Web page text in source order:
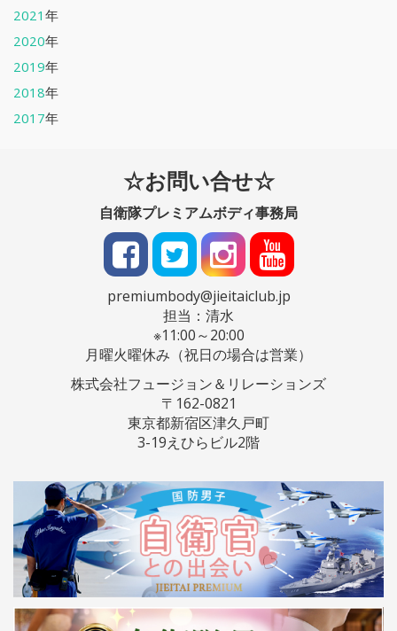
2021 年
2020年
2019年
2018年
2017年
☆お問い合せ☆
自衛隊プレミアムボディ事務局
premiumbody@jieitaiclub.jp
担当：清水
※11:00～20:00
月曜火曜休み（祝日の場合は営業）
株式会社フュージョン＆リレーションズ
〒162-0821
東京都新宿区津久戸町
3-19えひらビル2階